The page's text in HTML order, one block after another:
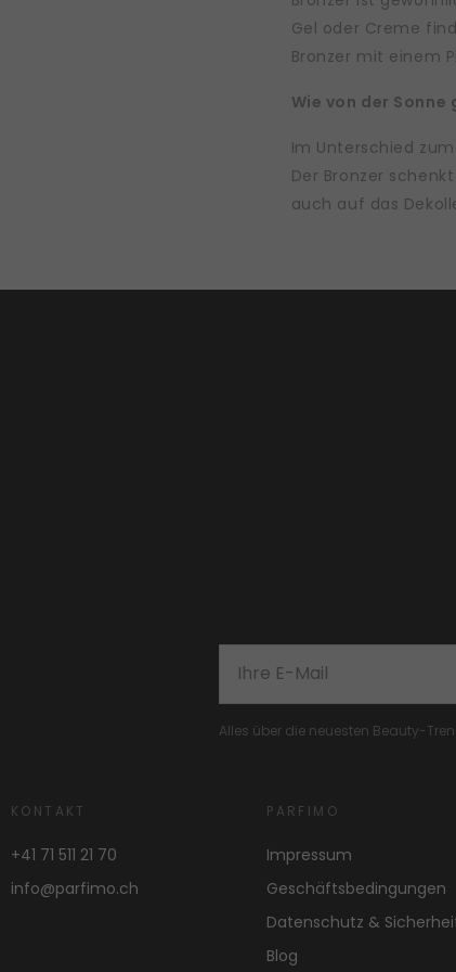
Gel oder Creme
Bronzer mit einem
Wie von der Sonne
Im Unterschied
Der Bronzer
auch auf das
Alles über die neuesten Beauty-
PARFIMO
Impressum
Geschäftsbedingungen
Datenschutz &
Blog
KONTAKT
+41 71 511 21 70
info@parfimo.ch